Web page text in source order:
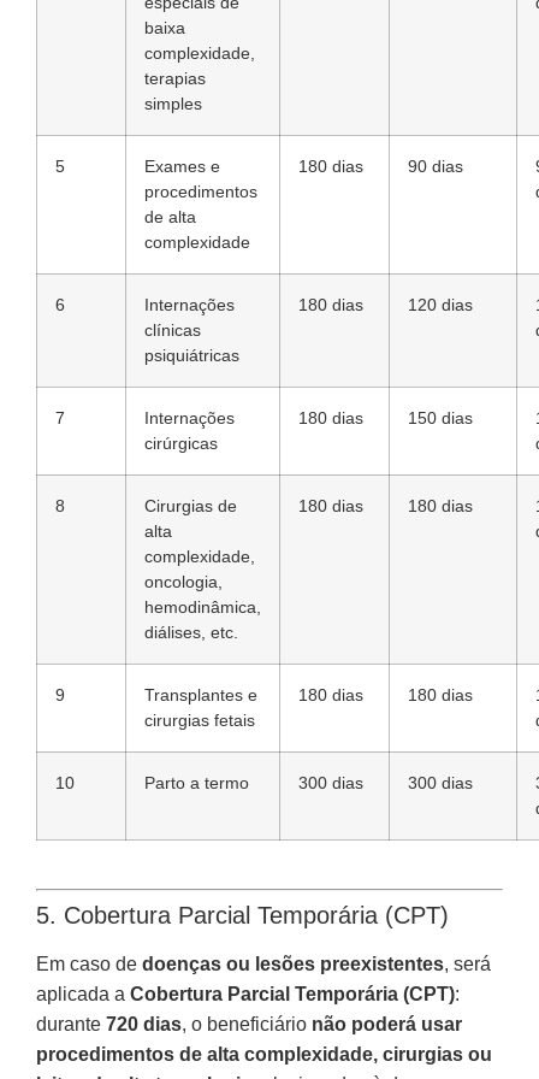
baixa
complexidade,
terapias
simples
5
Exames e
procedimentos
de alta
complexidade
180 dias 90 dias
6
Internações
clínicas
psiquiátricas
180 dias 120 dias
7
Internações
cirúrgicas
180 dias 150 dias
8
Cirurgias de
alta
complexidade,
oncologia,
hemodinâmica,
diálises, etc.
180 dias 180 dias
9
Transplantes e
cirurgias fetais
180 dias 180 dias
10 Parto a termo 300 dias 300 dias
5. Cobertura Parcial Temporária (CPT)
Em caso de doenças ou lesões preexistentes, será
aplicada a Cobertura Parcial Temporária (CPT):
durante 720 dias, o beneficiário não poderá usar
procedimentos de alta complexidade, cirurgias ou